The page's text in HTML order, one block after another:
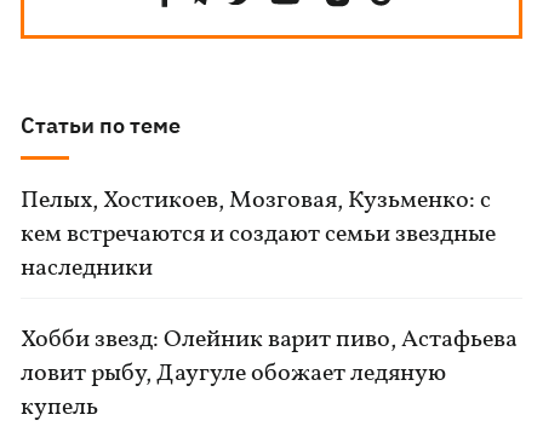
Статьи по теме
Пелых, Хостикоев, Мозговая, Кузьменко: с
кем встречаются и создают семьи звездные
наследники
Хобби звезд: Олейник варит пиво, Астафьева
ловит рыбу, Даугуле обожает ледяную
купель